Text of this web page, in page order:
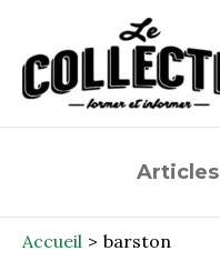
contenu
Articles
Accueil barston